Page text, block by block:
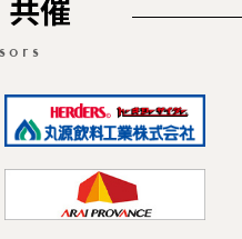
共催